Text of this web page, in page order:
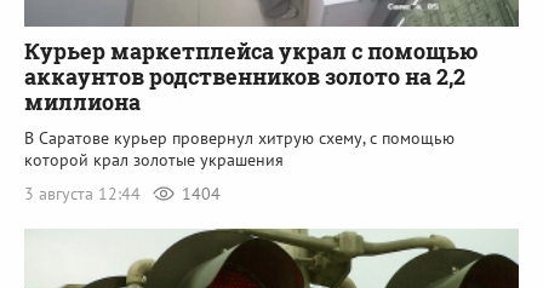
Курьер маркетплейса украл с помощью
аккаунтов родственников золото на 2,2
миллиона
В Саратове курьер провернул хитрую схему, с помощью
которой крал золотые украшения
3 августа 12:44
1404